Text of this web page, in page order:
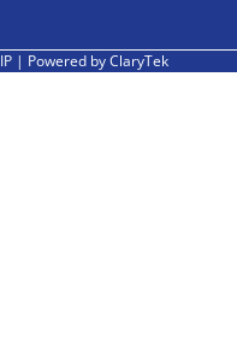
| Powered byClaryTek